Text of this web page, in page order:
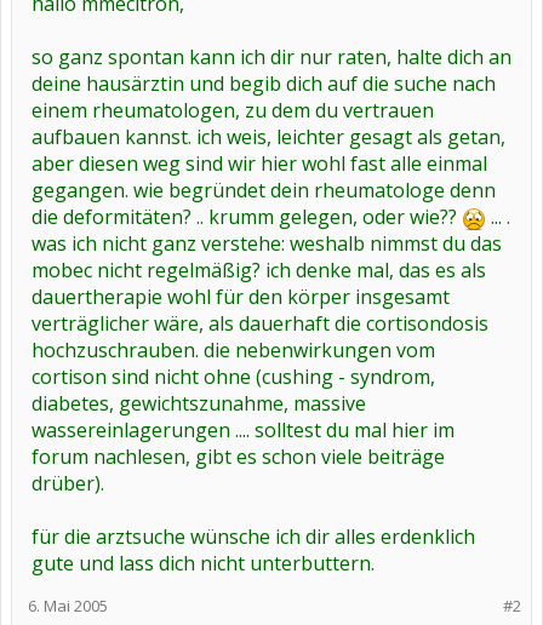
so ganz spontan kann ich dir nur raten, halte dich an
deine hausärztin und begib dich auf die suche nach
einem rheumatologen, zu dem du vertrauen
aufbauen kannst. ich weis, leichter gesagt als getan,
aber diesen weg sind wir hier wohl fast alle einmal
gegangen. wie begründet dein rheumatologe denn
die deformitäten? .. krumm gelegen, oder wie??
... .
was ich nicht ganz verstehe: weshalb nimmst du das
mobec nicht regelmäßig? ich denke mal, das es als
dauertherapie wohl für den körper insgesamt
verträglicher wäre, als dauerhaft die cortisondosis
hochzuschrauben. die nebenwirkungen vom
cortison sind nicht ohne (cushing - syndrom,
diabetes, gewichtszunahme, massive
wassereinlagerungen .... solltest du mal hier im
forum nachlesen, gibt es schon viele beiträge
drüber).
für die arztsuche wünsche ich dir alles erdenklich
gute und lass dich nicht unterbuttern.
#2
6. Mai 2005